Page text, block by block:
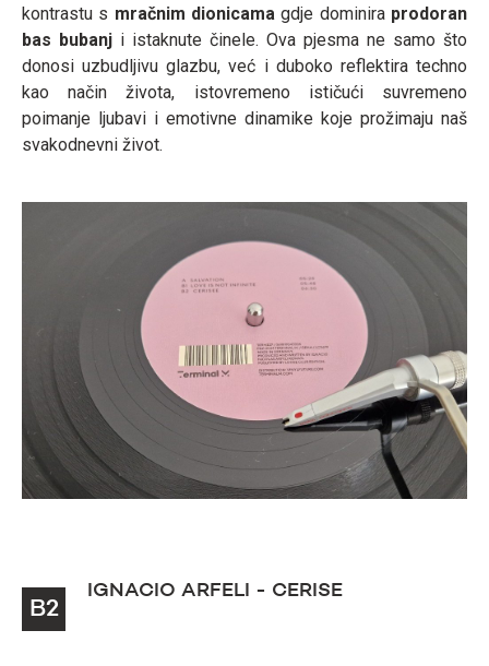
kontrastu s mračnim dionicama gdje dominira prodoran
bas bubanj i istaknute činele. Ova pjesma ne samo što
donosi uzbudljivu glazbu, već i duboko reflektira techno
kao način života, istovremeno ističući suvremeno
poimanje ljubavi i emotivne dinamike koje prožimaju naš
svakodnevni život.
B2
IGNACIO ARFELI - CERISE